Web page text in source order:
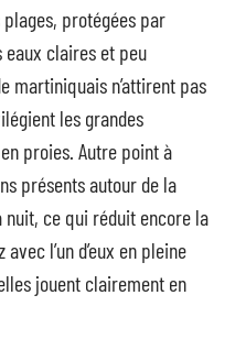
protégées par
eaux claires et peu
martiniquais n’attirent pas
les grandes
proies. Autre point à
présents autour de la
ce qui réduit encore la
l’un d’eux en pleine
jouent clairement en